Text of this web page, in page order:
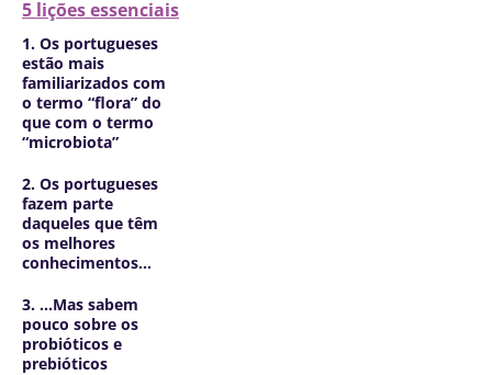
5 lições essenciais
1. Os portugueses
estão mais
familiarizados com
o termo “flora” do
que com o termo
“microbiota”
2. Os portugueses
fazem parte
daqueles que têm
os melhores
conhecimentos…
3. …Mas sabem
pouco sobre os
probióticos e
prebióticos